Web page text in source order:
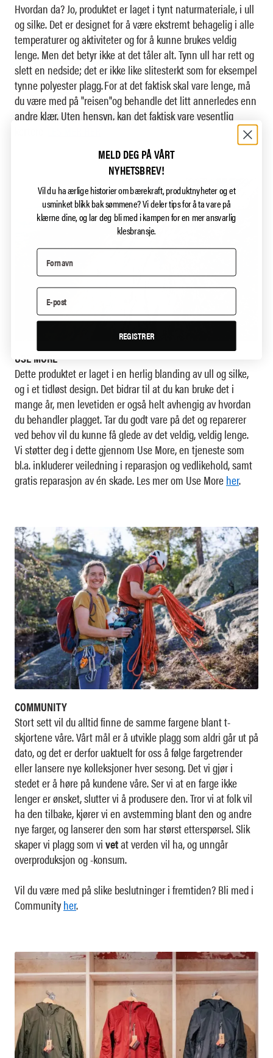
Hvordan da? Jo, produktet er laget i tynt naturmateriale, i ull
og silke. Det er designet for å være ekstremt behagelig i alle
temperaturer og aktiviteter og for å kunne brukes veldig
lenge. Men det betyr ikke at det tåler alt. Tynn ull har rett og
slett en nedside; det er ikke like slitesterkt som for eksempel
tynne polyester plagg. For at det faktisk skal vare lenge, må
du være med på "reisen"og behandle det litt annerledes enn
andre klær. Uten hensyn, kan det faktisk vare vesentlig
USE MORE
Dette produktet er laget i en herlig blanding av ull og silke,
og i et tidløst design. Det bidrar til at du kan bruke det i
mange år, men levetiden er også helt avhengig av hvordan
du behandler plagget. Tar du godt vare på det og reparerer
ved behov vil du kunne få glede av det veldig, veldig lenge.
Vi støtter deg i dette gjennom Use More, en tjeneste som
bl.a. inkluderer veiledning i reparasjon og vedlikehold, samt
gratis reparasjon av én skade. Les mer om Use Moreher.
COMMUNITY
Stort sett vil du alltid finne de samme fargene blant t-
skjortene våre. Vårt mål er å utvikle plagg som aldri går ut på
dato, og det er derfor uaktuelt for oss å følge fargetrender
eller lansere nye kolleksjoner hver sesong. Det vi gjør i
stedet er å høre på kundene våre. Ser vi at en farge ikke
lenger er ønsket, slutter vi å produsere den. Tror vi at folk vil
ha den tilbake, kjører vi en avstemming blant den og andre
nye farger, og lanserer den som har størst etterspørsel. Slik
skaper vi plagg som vivetat verden vil ha, og unngår
overproduksjon og -konsum.
Vil du være med på slike beslutninger i fremtiden? Bli med i
Communityher.
MELD DEG PÅ VÅRT
NYHETSBREV!
Vil du ha ærlige historier om bærekraft, produktnyheter og et
usminket blikk bak sømmene?Vi deler tips for å ta vare på
klærne dine, og lar deg bli med i kampen for en mer ansvarlig
klesbransje.
REGISTRER